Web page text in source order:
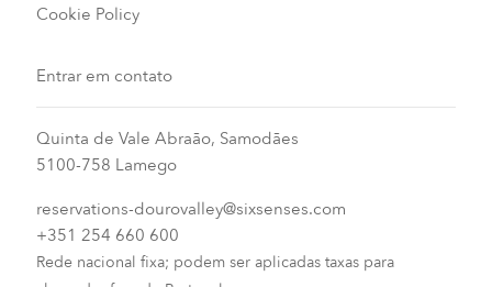
Cookie Policy
Entrar em contato
Quinta de Vale Abraão, Samodães
5100-758 Lamego
reservations-dourovalley@sixsenses.com
+351 254 660 600
Rede nacional fixa; podem ser aplicadas taxas para